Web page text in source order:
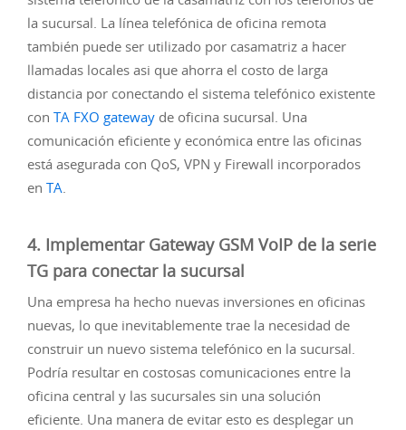
la sucursal. La línea telefónica de oficina remota
también puede ser utilizado por casamatriz a hacer
llamadas locales asi que ahorra el costo de larga
distancia por conectando el sistema telefónico existente
con TA FXO gatewayde oficina sucursal. Una
comunicación eficiente y económica entre las oficinas
está asegurada con QoS, VPN y Firewall incorporados
en TA.
4. Implementar Gateway GSM VoIP de la serie
TG para conectar la sucursal
Una empresa ha hecho nuevas inversiones en oficinas
nuevas, lo que inevitablemente trae la necesidad de
construir un nuevo sistema telefónico en la sucursal.
Podría resultar en costosas comunicaciones entre la
oficina central y las sucursales sin una solución
eficiente. Una manera de evitar esto es desplegar un